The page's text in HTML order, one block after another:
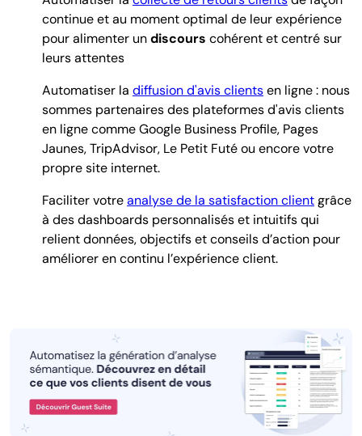
continue et au moment optimal de leur expérience
pour alimenter undiscours cohérent et centré sur
leurs attentes
Automatiser la diffusion d'avis clientsen ligne : nous
sommes partenaires des plateformes d'avis clients
en ligne comme Google Business Profile, Pages
Jaunes, TripAdvisor, Le Petit Futé ou encore votre
propre site internet.
Faciliter votreanalyse de la satisfaction clientgrâce
à desdashboards personnalisés et intuitifs qui
relient données, objectifs et conseils d’action pour
améliorer en continu l’expérience client.